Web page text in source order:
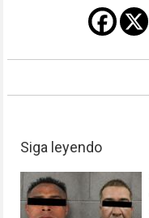
Siga leyendo